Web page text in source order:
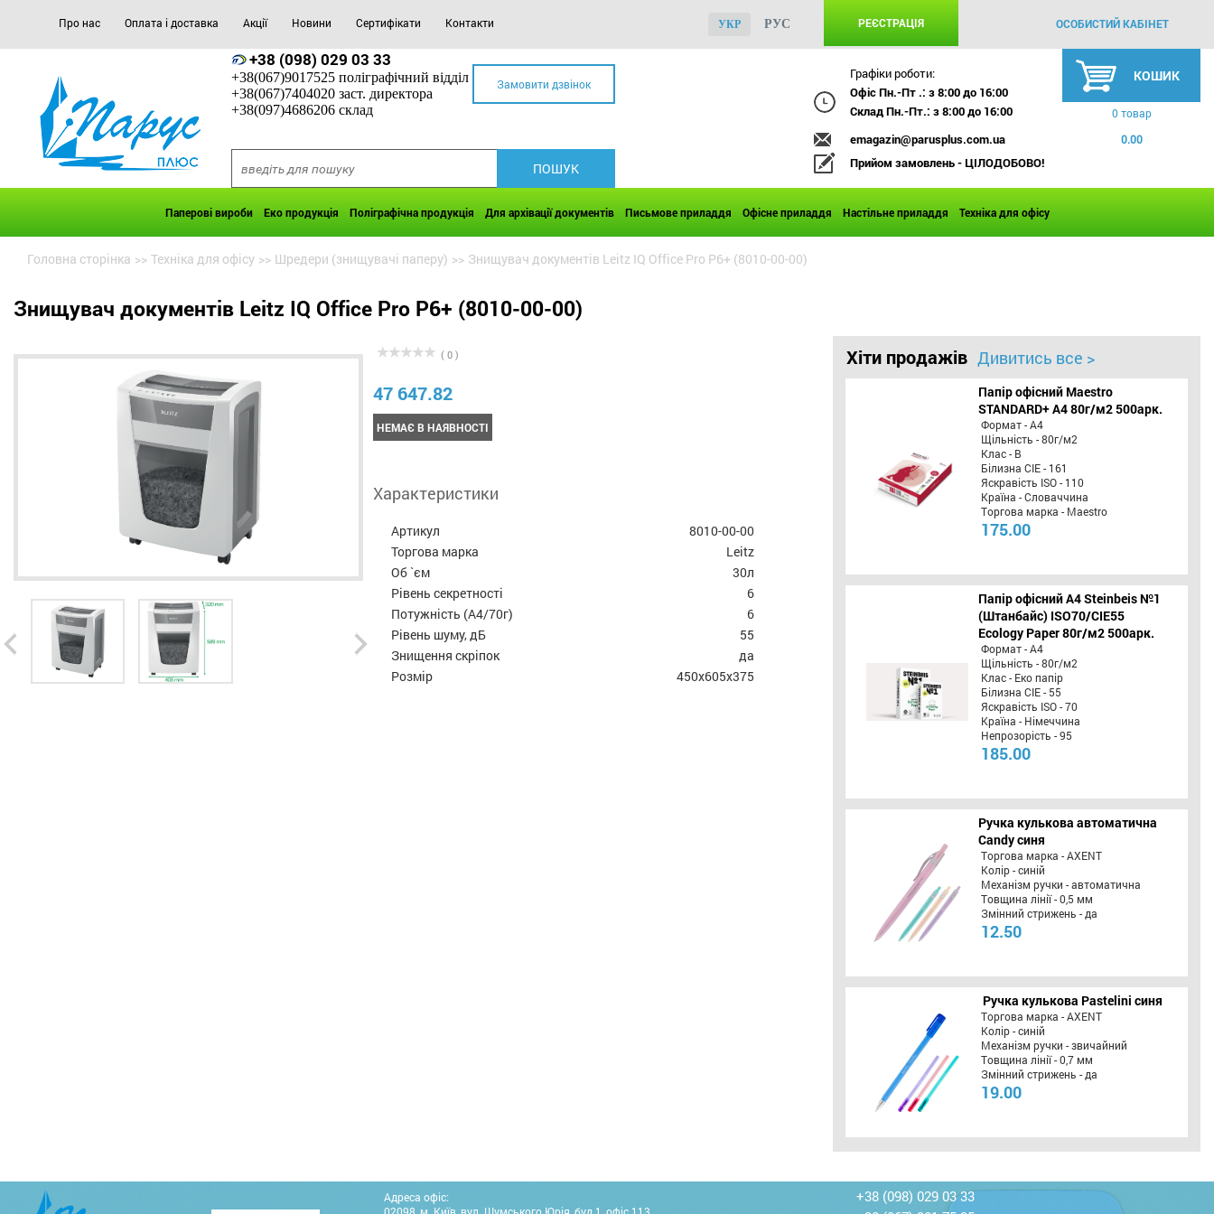
Про нас Оплата і доставка Акції Новини Сертифікати Контакти РЕЄСТРАЦІЯ ОСОБИСТИЙ КАБІНЕТ
УКР РУС
+38 (098) 029 03 33
+38(067)9017525 поліграфічний відділ
+38(067)7404020 заст. директора
+38(097)4686206 склад
Замовити дзвінок
Графіки роботи:
Офіс Пн.-Пт .: з 8:00 до 16:00
Склад Пн.-Пт.: з 8:00 до 16:00
emagazin@parusplus.com.ua
Прийом замовлень - ЦІЛОДОБОВО!
КОШИК
0 товар
0.00
Паперові вироби Еко продукція Поліграфічна продукція Для архівації документів Письмове приладдя Офісне приладдя Настільне приладдя Техніка для офісу
Головна сторінка >> Техніка для офісу >> Шредери (знищувачі паперу) >> Знищувач документів Leitz IQ Office Pro P6+ (8010-00-00)
Знищувач документів Leitz IQ Office Pro P6+ (8010-00-00)
( 0 )
47 647.82
НЕМАЄ В НАЯВНОСТІ
Характеристики
Артикул
8010-00-00
Торгова марка
Leitz
Об `єм
30л
Рівень секретності
6
Потужність (А4/70г)
6
Рівень шуму, дБ
55
Знищення скріпок
да
Розмір
450x605x375
Хіти продажів Дивитись все >
Папір офісний Maestro
STANDARD+ А4 80г/м2 500арк.
Формат - А4
Щільність - 80г/м2
Клас - B
Білизна CIE - 161
Яскравість ISO - 110
Країна - Словаччина
Торгова марка - Maestro
175.00
Папір офісний A4 Steinbeis №1
(Штанбайс) ISO70/СІЕ55
Ecology Paper 80г/м2 500арк.
Формат - А4
Щільність - 80г/м2
Клас - Еко папір
Білизна CIE - 55
Яскравість ISO - 70
Країна - Німеччина
Непрозорість - 95
185.00
Ручка кулькова автоматична
Candy синя
Торгова марка - AXENT
Колір - синій
Механізм ручки - автоматична
Товщина лінії - 0,5 мм
Змінний стрижень - да
12.50
Ручка кулькова Pastelini синя
Торгова марка - AXENT
Колір - синій
Механізм ручки - звичайний
Товщина лінії - 0,7 мм
Змінний стрижень - да
19.00
Адреса офіс:
+38 (098) 029 03 33